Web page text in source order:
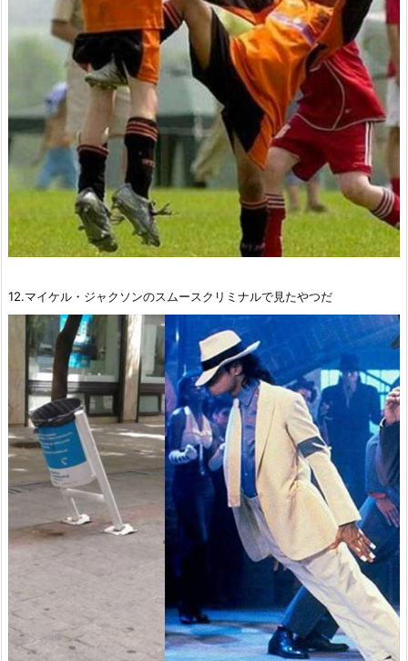
12.マイケル・ジャクソンのスムースクリミナルで見たやつだ